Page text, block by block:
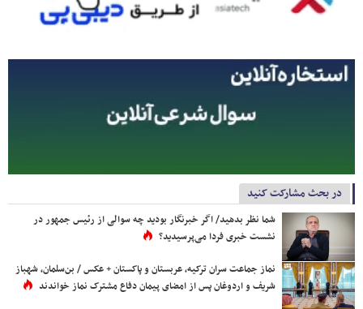
در بحث مشارکت کنید
شما نظر بدهید/ اگر خبرنگار بودید چه سوالی از رئیس جمهور در
نشست خبری فردا می‌پرسیدید؟
نماز جماعت سران ترکیه، عربستان و پاکستان + عکس / بن‌سلمان، شهباز
شریف و اردوغان پس از امضای پیمان دفاع مشترک نماز خواندند